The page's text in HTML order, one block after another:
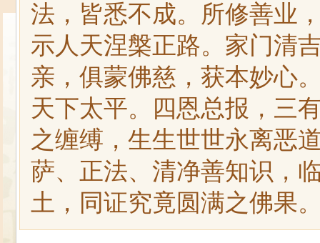
法，皆悉不成。所修善业
示人天涅槃正路。家门清
亲，俱蒙佛慈，获本妙心
天下太平。四恩总报，三
之缠缚，生生世世永离恶
萨、正法、清净善知识，
土，同证究竟圆满之佛果